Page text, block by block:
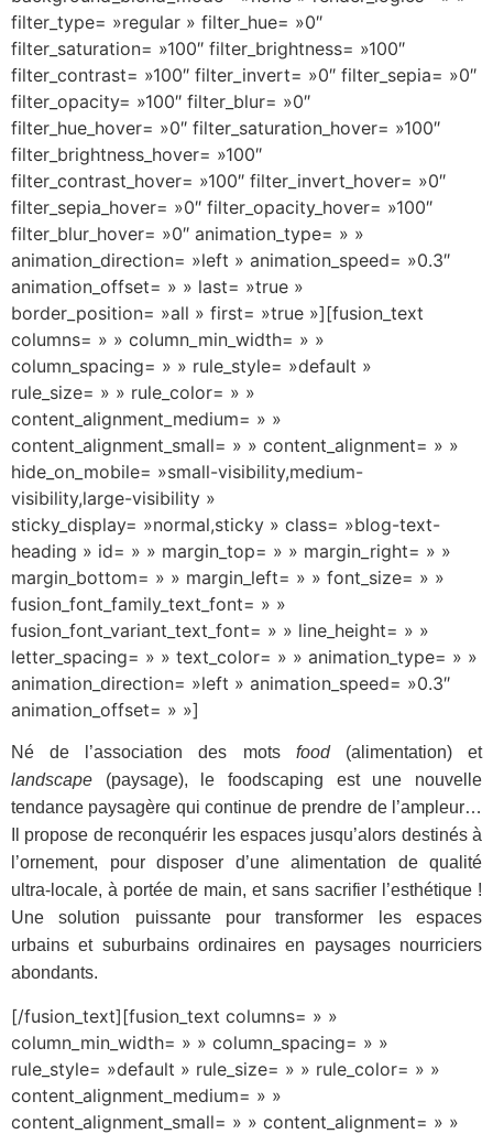
filter_type= »regular » filter_hue= »0″
filter_saturation= »100″ filter_brightness= »100″
filter_contrast= »100″ filter_invert= »0″ filter_sepia= »0″
filter_opacity= »100″ filter_blur= »0″
filter_hue_hover= »0″ filter_saturation_hover= »100″
filter_brightness_hover= »100″
filter_contrast_hover= »100″ filter_invert_hover= »0″
filter_sepia_hover= »0″ filter_opacity_hover= »100″
filter_blur_hover= »0″ animation_type= » »
animation_direction= »left » animation_speed= »0.3″
animation_offset= » » last= »true »
border_position= »all » first= »true »][fusion_text
columns= » » column_min_width= » »
column_spacing= » » rule_style= »default »
rule_size= » » rule_color= » »
content_alignment_medium= » »
content_alignment_small= » » content_alignment= » »
hide_on_mobile= »small-visibility,medium-
visibility,large-visibility »
sticky_display= »normal,sticky » class= »blog-text-
heading » id= » » margin_top= » » margin_right= » »
margin_bottom= » » margin_left= » » font_size= » »
fusion_font_family_text_font= » »
fusion_font_variant_text_font= » » line_height= » »
letter_spacing= » » text_color= » » animation_type= » »
animation_direction= »left » animation_speed= »0.3″
animation_offset= » »]
Né de l’association des mots food (alimentation) et
landscape (paysage), le foodscaping est une nouvelle
tendance paysagère qui continue de prendre de l’ampleur…
propose de reconquérir les espaces jusqu’alors destinés à
l’ornement, pour disposer d’une alimentation de qualité
ultra-locale, à portée de main, et sans sacrifier l’esthétique !
Une solution puissante pour transformer les espaces
urbains et suburbains ordinaires en paysages nourriciers
abondants.
[/fusion_text][fusion_text columns= » »
column_min_width= » » column_spacing= » »
rule_style= »default » rule_size= » » rule_color= » »
content_alignment_medium= » »
content_alignment_small= » » content_alignment= » »